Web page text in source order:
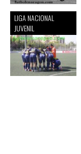
LIGA NACIONAL
JUVENIL